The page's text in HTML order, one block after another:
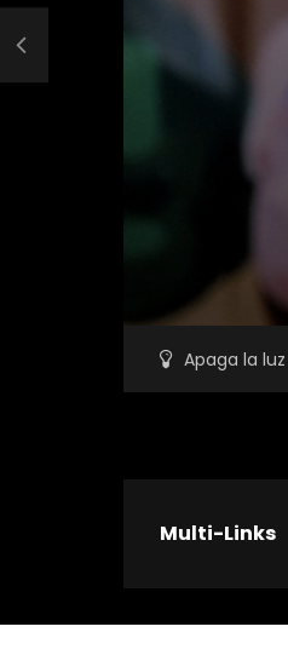
Apaga la luz
Multi-Links